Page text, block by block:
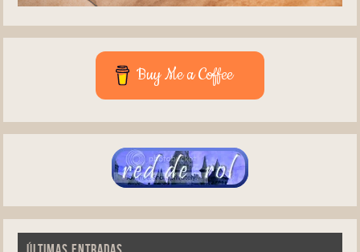
Buy Me a Coffee